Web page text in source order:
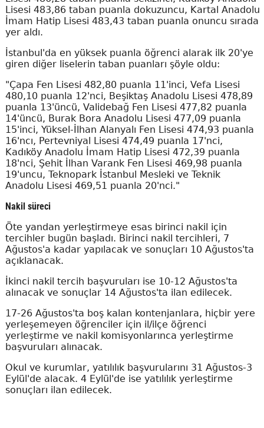
Lisesi 483,86 taban puanla dokuzuncu, Kartal Anadolu
İmam Hatip Lisesi 483,43 taban puanla onuncu sırada
yer aldı.
İstanbul'da en yüksek puanla öğrenci alarak ilk 20'ye
giren diğer liselerin taban puanları şöyle oldu:
"Çapa Fen Lisesi 482,80 puanla 11'inci, Vefa Lisesi
480,10 puanla 12'nci, Beşiktaş Anadolu Lisesi 478,89
puanla 13'üncü, Validebağ Fen Lisesi 477,82 puanla
14'üncü, Burak Bora Anadolu Lisesi 477,09 puanla
15'inci, Yüksel-İlhan Alanyalı Fen Lisesi 474,93 puanla
16'ncı, Pertevniyal Lisesi 474,49 puanla 17'nci,
Kadıköy Anadolu İmam Hatip Lisesi 472,39 puanla
18'nci, Şehit İlhan Varank Fen Lisesi 469,98 puanla
19'uncu, Teknopark İstanbul Mesleki ve Teknik
Anadolu Lisesi 469,51 puanla 20'nci."
Nakil süreci
Öte yandan yerleştirmeye esas birinci nakil için
tercihler bugün başladı. Birinci nakil tercihleri, 7
Ağustos'a kadar yapılacak ve sonuçları 10 Ağustos'ta
açıklanacak.
İkinci nakil tercih başvuruları ise 10-12 Ağustos'ta
alınacak ve sonuçlar 14 Ağustos'ta ilan edilecek.
17-26 Ağustos'ta boş kalan kontenjanlara, hiçbir yere
yerleşemeyen öğrenciler için il/ilçe öğrenci
yerleştirme ve nakil komisyonlarınca yerleştirme
başvuruları alınacak.
Okul ve kurumlar, yatılılık başvurularını 31 Ağustos-3
Eylül'de alacak. 4 Eylül'de ise yatılılık yerleştirme
sonuçları ilan edilecek.